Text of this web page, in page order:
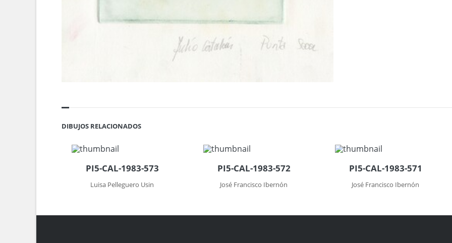
DIBUJOS RELACIONADOS
PI5-CAL-1983-573
Luisa Pelleguero Usin
PI5-CAL-1983-572
José Francisco Ibernón
PI5-CAL-1983-571
José Francisco Ibernón